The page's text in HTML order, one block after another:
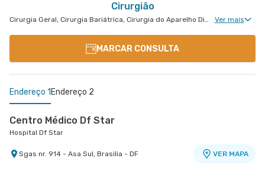
Cirurgião
Cirurgia Geral, Cirurgia Bariátrica, Cirurgia do Aparelho Digestivo, Cirurgia Robótica do Aparelho Digestivo, Cirurgia Robótica Geral Ver mais
MARCAR CONSULTA
Endereço 1 Endereço 2
Centro Médico Df Star
Hospital Df Star
Sgas nr. 914 - Asa Sul, Brasilia - DF VER MAPA